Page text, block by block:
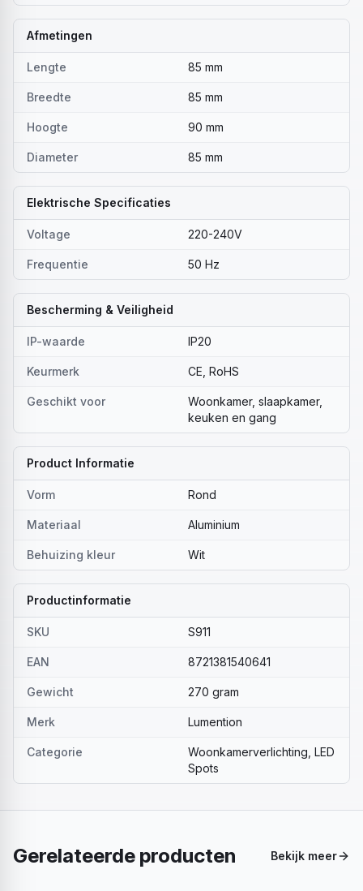
Afmetingen
Lengte 85 mm
Breedte 85 mm
Hoogte 90 mm
Diameter 85 mm
Elektrische Specificaties
Voltage 220-240V
Frequentie 50 Hz
Bescherming & Veiligheid
IP-waarde IP20
Keurmerk CE, RoHS
Geschikt voor
Woonkamer, slaapkamer,
keuken en gang
Product Informatie
Vorm Rond
Materiaal Aluminium
Behuizing kleur Wit
Productinformatie
SKU S911
EAN 8721381540641
Gewicht 270 gram
Merk Lumention
Categorie
Woonkamerverlichting, LED
Spots
Gerelateerde producten Bekijk meer